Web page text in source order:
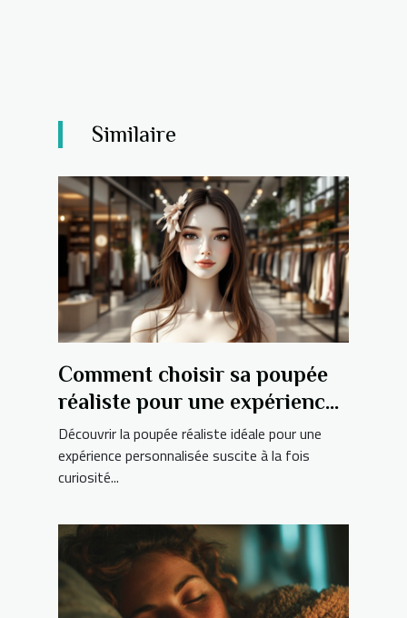
Similaire
Comment choisir sa poupée
réaliste pour une expérience
personnalisée ?
Découvrir la poupée réaliste idéale pour une
expérience personnalisée suscite à la fois
curiosité...